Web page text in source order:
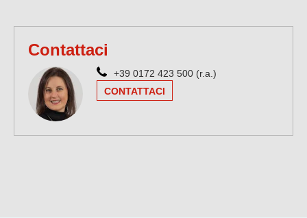
Contattaci
+39 0172 423 500 (r.a.)
CONTATTACI